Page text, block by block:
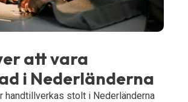
att vara
i Nederländerna
handtillverkas stolt i Nederländerna